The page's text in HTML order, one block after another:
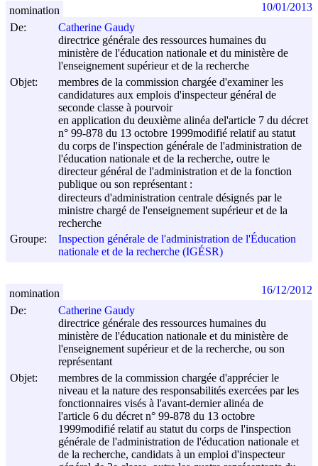
De:
Catherine Gaudy
directrice générale des ressources humaines du
ministère de l'éducation nationale et du ministère de
l'enseignement supérieur et de la recherche
Objet:
membres de la commission chargée d'examiner les
candidatures aux emplois d'inspecteur général de
seconde classe à pourvoir
en application du deuxième alinéa del'article 7 du décret
n° 99-878 du 13 octobre 1999modifié relatif au statut
du corps de l'inspection générale de l'administration de
l'éducation nationale et de la recherche, outre le
directeur général de l'administration et de la fonction
publique ou son représentant :
directeurs d'administration centrale désignés par le
ministre chargé de l'enseignement supérieur et de la
recherche
Groupe:
Inspection générale de l'administration de l'Éducation
nationale et de la recherche (IGÉSR)
nomination 10/01/2013
De:
Catherine Gaudy
directrice générale des ressources humaines du
ministère de l'éducation nationale et du ministère de
l'enseignement supérieur et de la recherche, ou son
représentant
Objet:
membres de la commission chargée d'apprécier le
niveau et la nature des responsabilités exercées par les
fonctionnaires visés à l'avant-dernier alinéa de
l'article 6 du décret n° 99-878 du 13 octobre
1999modifié relatif au statut du corps de l'inspection
générale de l'administration de l'éducation nationale et
de la recherche, candidats à un emploi d'inspecteur
nomination 16/12/2012